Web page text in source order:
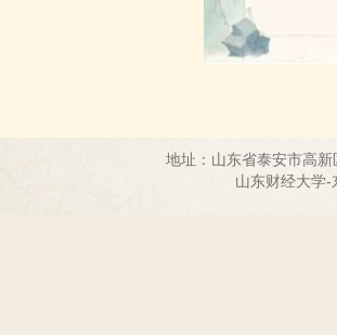
地址：山东省泰安市高
山东财经大学